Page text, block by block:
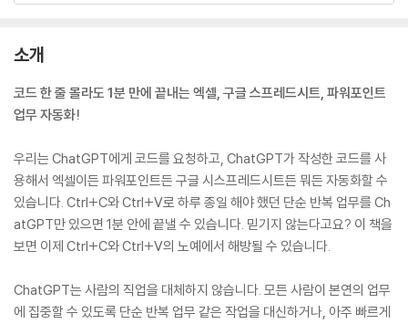
소개
코드 한 줄 몰라도 1분 만에 끝내는 엑셀, 구글 스프레드시트, 파워포인트
업무 자동화!
우리는 ChatGPT에게 코드를 요청하고, ChatGPT가 작성한 코드를 사
용해서 엑셀이든 파워포인트든 구글 시스프레드시트든 뭐든 자동화할 수
있습니다. Ctrl+C와 Ctrl+V로 하루 종일 해야 했던 단순 반복 업무를 Ch
atGPT만 있으면 1분 안에 끝낼 수 있습니다. 믿기지 않는다고요? 이 책을
보면 이제 Ctrl+C와 Ctrl+V의 노예에서 해방될 수 있습니다.
ChatGPT는 사람의 직업을 대체하지 않습니다. 모든 사람이 본연의 업무
에 집중할 수 있도록 단순 반복 업무 같은 작업을 대신하거나, 아주 빠르게